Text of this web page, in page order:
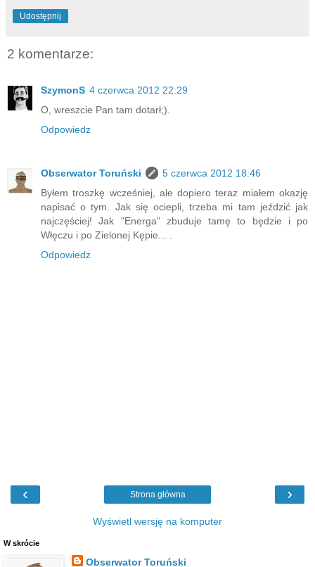
Udostępnij
2 komentarze:
SzymonS 4 czerwca 2012 22:29
O, wreszcie Pan tam dotarł;).
Odpowiedz
Obserwator Toruński
5 czerwca 2012 18:46
Byłem troszkę wcześniej, ale dopiero teraz miałem okazję
napisać o tym. Jak się ociepli, trzeba mi tam jeździć jak
najczęściej! Jak "Energa" zbuduje tamę to będzie i po
Włęczu i po Zielonej Kępie... .
Odpowiedz
‹ ›
Strona główna
Wyświetl wersję na komputer
W skrócie
Obserwator Toruński